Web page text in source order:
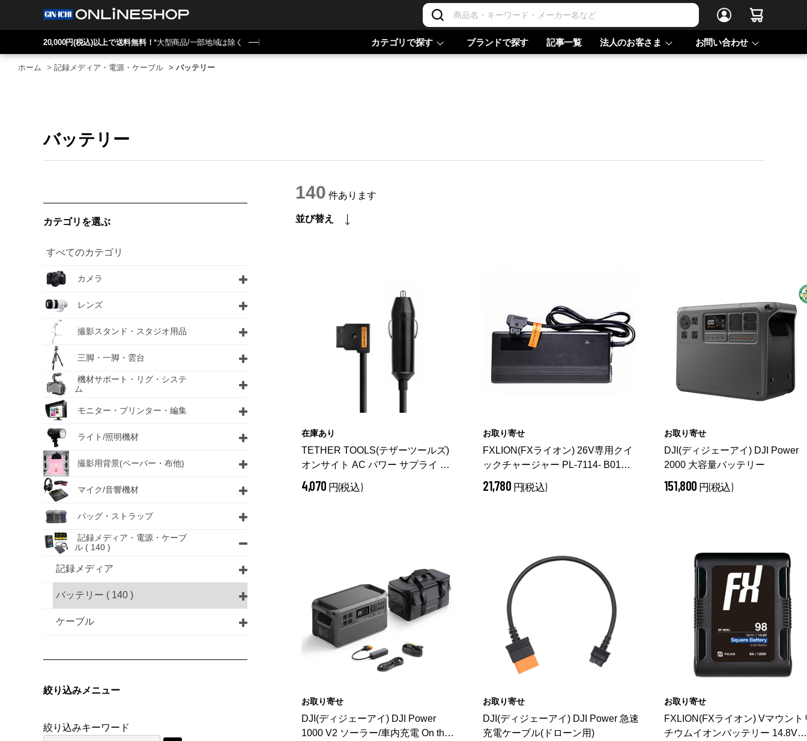
20,000円(税込)以上で送料無料！*大型商品/一部地域は除く カテゴリで探す ブランドで探す 記事一覧 法人のお客さま お問い合わせ
ホーム > 記録メディア・電源・ケーブル > バッテリー
バッテリー
カテゴリを選ぶ
すべてのカテゴリ
カメラ
レンズ
撮影スタンド・スタジオ用品
三脚・一脚・雲台
機材サポート・リグ・システ
ム
モニター・プリンター・編集
ライト/照明機材
撮影用背景(ペーパー・布他)
マイク/音響機材
バッグ・ストラップ
記録メディア・電源・ケーブ
ル ( 140 )
記録メディア
バッテリー ( 140 )
ケーブル
絞り込みメニュー
絞り込みキーワード
140 件あります
並び替え
在庫あり
TETHER TOOLS(テザーツールズ)
オンサイト AC パワー サプライ カ
ー アダプター SDA126
4,070 円(税込)
お取り寄せ
FXLION(FXライオン) 26V専用クイ
ックチャージャー PL-7114- B01
512924
21,780 円(税込)
お取り寄せ
DJI(ディジェーアイ) DJI Power
2000 大容量バッテリー
151,800 円(税込)
お取り寄せ
DJI(ディジェーアイ) DJI Power
1000 V2 ソーラー/車内充電 On the
お取り寄せ
DJI(ディジェーアイ) DJI Power 急速
充電ケーブル(ドローン用)
お取り寄せ
FXLION(FXライオン) Vマウント
チウムイオンバッテリー 14.8V